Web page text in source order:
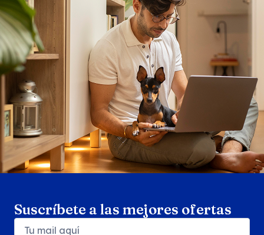
Suscríbete a las mejores ofertas
Search products